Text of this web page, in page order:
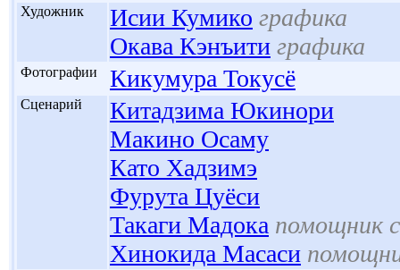
Художник Исии Кумико графика
Окава Кэнъити графика
Фотографии Кикумура Токусё
Сценарий
Китадзима Юкинори
Макино Осаму
Като Хадзимэ
Фурута Цуёси
Такаги Мадока помощник
Хинокида Масаси